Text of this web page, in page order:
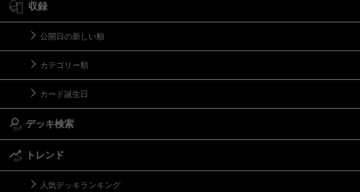
収録
公開日の新しい順
カテゴリー順
カード誕生日
デッキ検索
トレンド
人気デッキランキング